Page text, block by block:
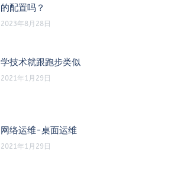
的配置吗？
2023年8月28日
学技术就跟跑步类似
2021年1月29日
网络运维-桌面运维
2021年1月29日